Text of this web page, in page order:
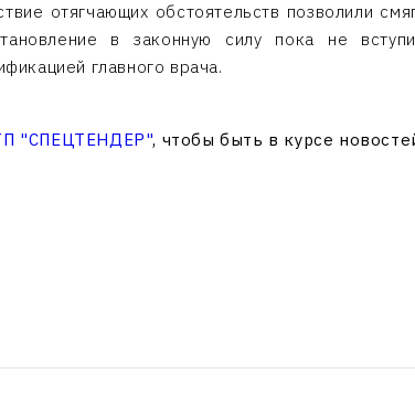
отягчающих обстоятельств позволили
в законную силу пока не
главного врача.
"СПЕЦТЕНДЕР", чтобы быть в курсе